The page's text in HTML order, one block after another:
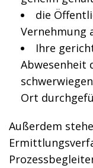
die
Vernehmung
Ihre
Abwesenheit
Ort
Außerdem